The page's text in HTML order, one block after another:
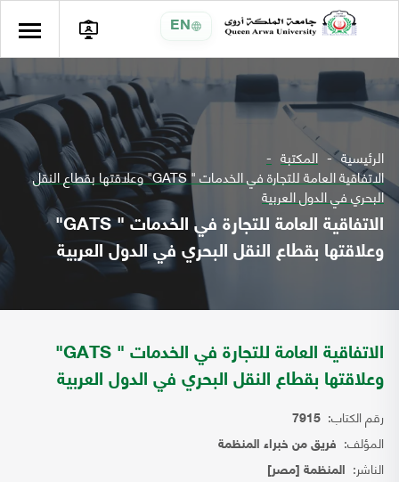
EN
الرئيسية المكتبة
الاتفاقية العامة للتجارة في الخدمات " GATS" وعلاقتها بقطاع النقل
البحري في الدول العربية
الاتفاقية العامة للتجارة في الخدمات " GATS"
وعلاقتها بقطاع النقل البحري في الدول العربية
الاتفاقية العامة للتجارة في الخدمات " GATS"
وعلاقتها بقطاع النقل البحري في الدول العربية
رقم الكتاب: 7915
المؤلف: فريق من خبراء المنظمة
الناشر: المنظمة [مصر]